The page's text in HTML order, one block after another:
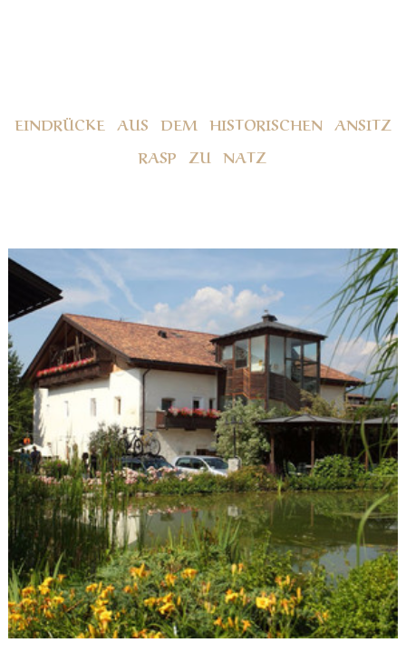
EINDRÜCKE AUS DEM HISTORISCHEN ANSITZ
RASP ZU NATZ